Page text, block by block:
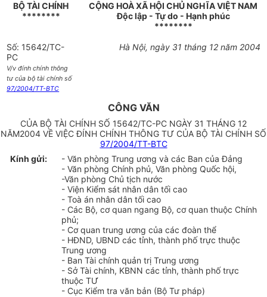
BỘ TÀI CHÍNH
********
CỘNG HOÀ XÃ HỘI CHỦ NGHĨA VIỆT NAM
Độc lập - Tự do - Hạnh phúc
********
Số: 15642/TC-
PC
V/v đính chính thông
tư của bộ tài chính số
97/2004/TT-BTC
Hà Nội, ngày 31 tháng 12 năm 2004
CÔNG VĂN
CỦA BỘ TÀI CHÍNH SỐ 15642/TC-PC NGÀY 31 THÁNG 12
NĂM2004 VỀ VIỆC ĐÍNH CHÍNH THÔNG TƯ CỦA BỘ TÀI CHÍNH SỐ
97/2004/TT-BTC
Kính gửi:
- Văn phòng Trung ương và các Ban của Đảng
- Văn phòng Chính phủ, Văn phòng Quốc hội,
-Văn phòng Chủ tịch nước
- Viện Kiểm sát nhân dân tối cao
- Toà án nhân dân tối cao
- Các Bộ, cơ quan ngang Bộ, cơ quan thuộc Chính
phủ;
- Cơ quan trung ương của các đoàn thể
- HĐND, UBND các tỉnh, thành phố trực thuộc
Trung ương
- Ban Tài chính quản trị Trung ương
- Sở Tài chính, KBNN các tỉnh, thành phố trực
thuộc TƯ
- Cục Kiểm tra văn bản (Bộ Tư pháp)